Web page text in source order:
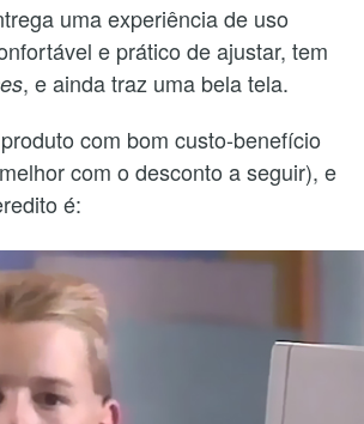
uma experiência de uso
e prático de ajustar, tem
, e ainda traz uma bela tela.
com bom custo-benefício
com o desconto a seguir), e
é: